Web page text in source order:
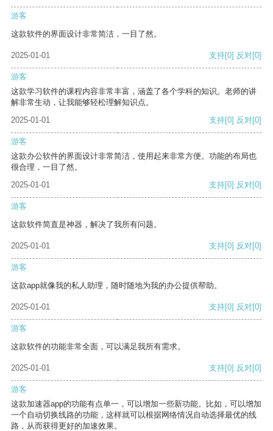
游客
这款软件的界面设计非常简洁，一目了然。
2025-01-01 支持[0] 反对[0]
游客
这款学习软件的课程内容非常丰富，涵盖了各个学科的知识。老师的讲
解非常生动，让我能够轻松理解知识点。
2025-01-01
支持[0] 反对[0]
游客
这款办公软件的界面设计非常简洁，使用起来非常方便。功能的布局也
很合理，一目了然。
2025-01-01
支持[0] 反对[0]
游客
这款软件简直是神器，解决了我所有问题。
2025-01-01 支持[0] 反对[0]
游客
这款app就像我的私人助理，随时随地为我的办公提供帮助。
2025-01-01 支持[0] 反对[0]
游客
这款软件的功能非常全面，可以满足我所有需求。
2025-01-01 支持[0] 反对[0]
游客
这款加速器app的功能有点单一，可以增加一些新功能。比如，可以增加
一个自动切换线路的功能，这样就可以根据网络情况自动选择最优的线
路，从而获得更好的加速效果。